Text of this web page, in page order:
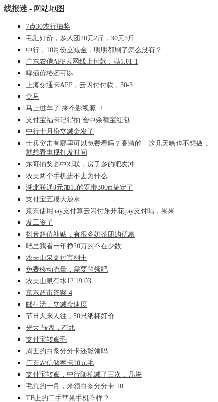
线报迷 - 网站地图
7点30农行抽奖
毛肚好价，多人团20元2斤，30元3斤
中行，10月份立减金，明明都刷了怎么没有？
广东农信APP云网线上付款，满1.01-1
啤酒价格还可以
上海交通卡APP，云闪付付款，50-3
盒马
马上过年了 来个影视源 ！
支付宝福卡记得抽 会中余额宝红包
中行十月份立减金发了
士兵突击有哪里可以免费看吗？高清的，这几天啥也不想做，
就想看电视打发时间
东哥抽奖必中对联，房子多的吧友冲
农夫两个手机进不去为什么
湖北联通8元加15的宽带300m搞定了
支付宝五福大放水
京东使用pay支付算云闪付乐开花pay支付吗，果果
发工资了
抖音超值补贴，有很多奶茶团购优惠
吧里我看一年挣20万的不在少数
农夫山泉支付宝刚中
免费移动流量，需要的领吧
农夫山泉有水12.19.03
京东超市答案 4
邮生活，立减金速度
节日人来人往，50只纸杯好价
光大 转盘，有水
支付宝转账毛
周五的白条分分卡还能领吗
广东农信储蓄卡10元毛
支付宝转账，中行随机减了三次，几块
毛荒的一月，来领白条分分卡 10
TB上的二手苹果手机咋样？